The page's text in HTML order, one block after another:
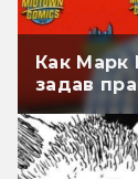
Как Марк
задав